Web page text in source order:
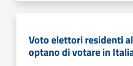
Voto elettori residenti
optano di votare in